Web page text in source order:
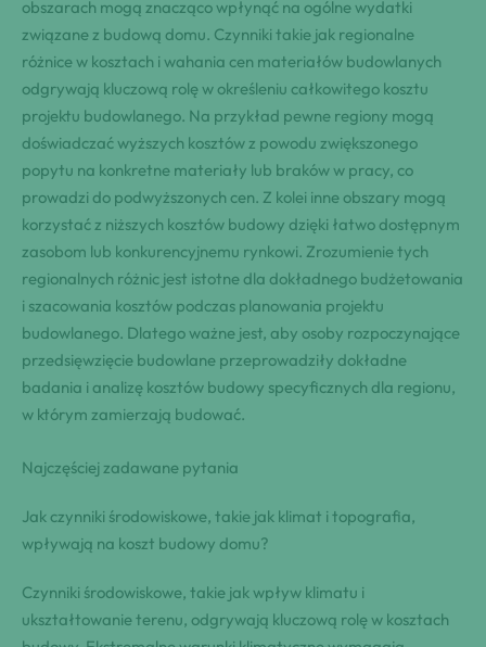
obszarach mogą znacząco wpłynąć na ogólne wydatki
związane z budową domu. Czynniki takie jak regionalne
różnice w kosztach i wahania cen materiałów budowlanych
odgrywają kluczową rolę w określeniu całkowitego kosztu
projektu budowlanego. Na przykład pewne regiony mogą
doświadczać wyższych kosztów z powodu zwiększonego
popytu na konkretne materiały lub braków w pracy, co
prowadzi do podwyższonych cen. Z kolei inne obszary mogą
korzystać z niższych kosztów budowy dzięki łatwo dostępnym
zasobom lub konkurencyjnemu rynkowi. Zrozumienie tych
regionalnych różnic jest istotne dla dokładnego budżetowania
i szacowania kosztów podczas planowania projektu
budowlanego. Dlatego ważne jest, aby osoby rozpoczynające
przedsięwzięcie budowlane przeprowadziły dokładne
badania i analizę kosztów budowy specyficznych dla regionu,
w którym zamierzają budować.
Najczęściej zadawane pytania
Jak czynniki środowiskowe, takie jak klimat i topografia,
wpływają na koszt budowy domu?
Czynniki środowiskowe, takie jak wpływ klimatu i
ukształtowanie terenu, odgrywają kluczową rolę w kosztach